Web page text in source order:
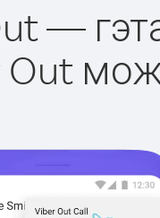
—
Out